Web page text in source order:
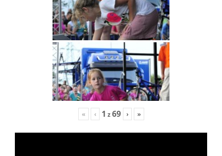
« ‹ 1 z69 › »